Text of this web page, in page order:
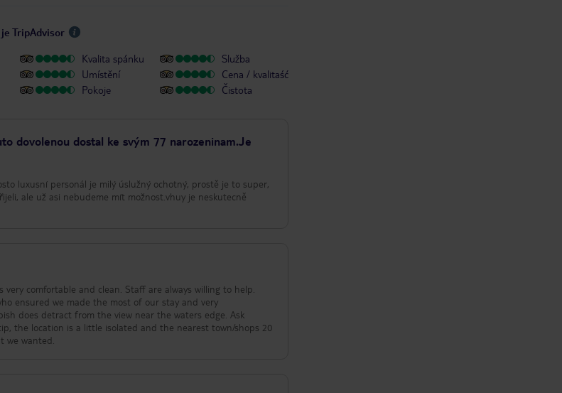
TripAdvisor
Kvalita spánku
Umístění
Pokoje
Služba
Cena / kvalitaść
Čistota
dovolenou dostal ke svým 77 narozeninam.Je
luxusní personál je milý úslužný ochotný, prostě je to super,
ale už asi nebudeme mít možnost.vhuy je neskutecně
comfortable and clean. Staff are always willing to help.
ensured we made the most of our stay and very
the location is a little isolated and the nearest town/shops 20
we wanted.